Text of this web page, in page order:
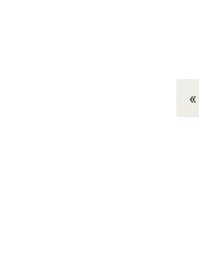
«